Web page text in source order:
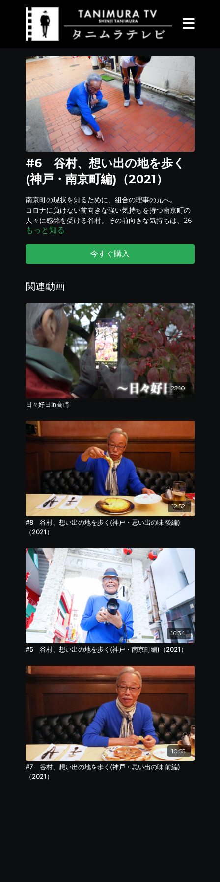
#6 谷村、想い出の地を歩く
(神戸・南京町編)（2021）
南京町の現状を知るために、組合の理事の元へ。
コロナに負けない前向きな強い気持ちを持つ南京町の
人々に感銘を受ける谷村。その前向きな気持ちは、26
年前の阪神・淡路大震災の経験が生きていた。
もっと知る
今すぐ購入
関連動画
25:10
日々好日in高崎
12:52
#8 谷村、想い出の地を歩く(神戸・思い出の味 後編)
（2021）
16:34
#5 谷村、想い出の地を歩く(神戸・南京町編)（2021）
10:55
#7 谷村、想い出の地を歩く(神戸・思い出の味 前編)
（2021）